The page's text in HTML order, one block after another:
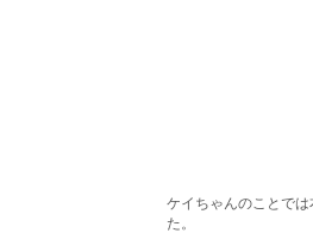
ケイちゃんのことで
た。